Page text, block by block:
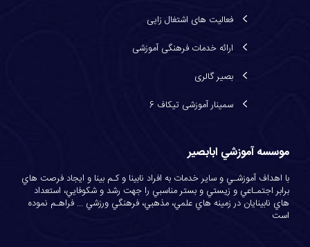
فعاليت های اشتغال زايی
ارائه خدمات فرهنگی آموزشی
بصیر گالری
سمینار آموزشی تیکاف 6
موسسه آموزشي ابابصير
با اهداف آموزشـي و ساير خدمات به افراد نابينا و كـم بينا و ايجاد فرصت هاي
برابر اجتمـاعي و زيستي و بستر مناسبي را جهت رشد و شكوفايي، استعداد
هاي نابينايان در زمينه هاي علمي، مذهبي، فرهنگي ورزشي ... فراهـم نموده
است